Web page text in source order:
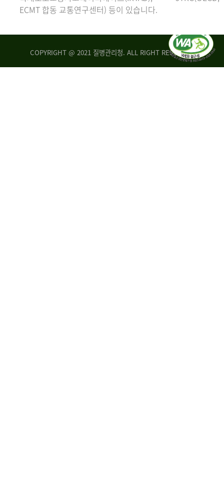
ECMT 합동 교통연구센터) 등이 있습니다.
COPYRIGHT @ 2021 질병관리청. ALL RIGHT RESERVED